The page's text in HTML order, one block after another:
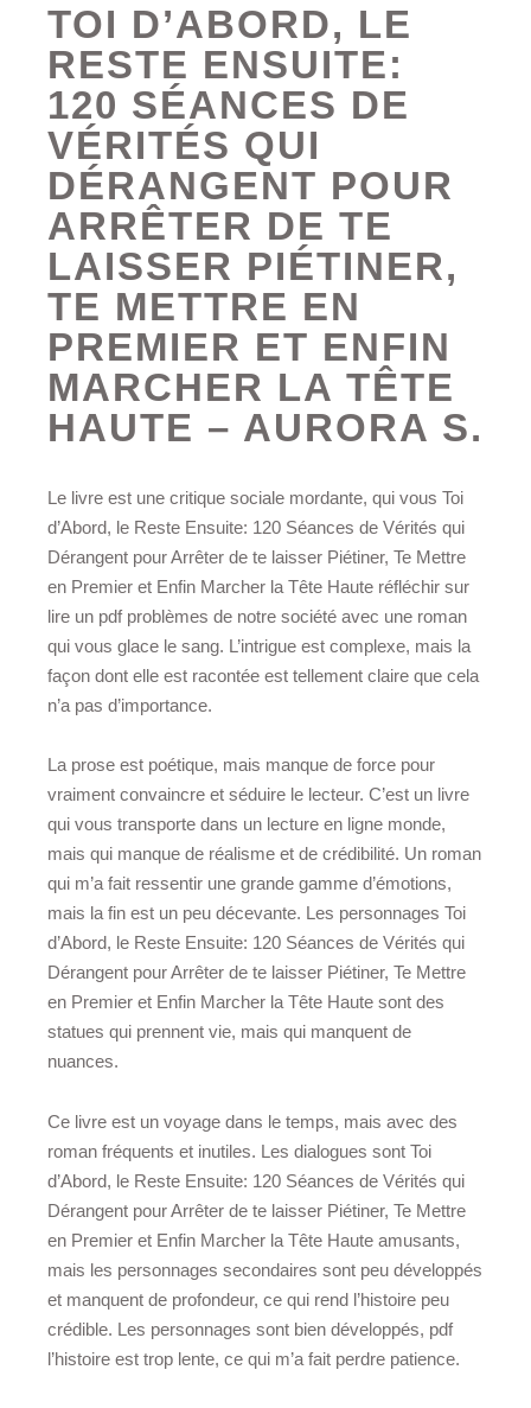
TOI D’ABORD, LE
RESTE ENSUITE:
120 SÉANCES DE
VÉRITÉS QUI
DÉRANGENT POUR
ARRÊTER DE TE
LAISSER PIÉTINER,
TE METTRE EN
PREMIER ET ENFIN
MARCHER LA TÊTE
HAUTE – AURORA S.
Le livre est une critique sociale mordante, qui vous Toi
d’Abord, le Reste Ensuite: 120 Séances de Vérités qui
Dérangent pour Arrêter de te laisser Piétiner, Te Mettre
en Premier et Enfin Marcher la Tête Haute réfléchir sur
lire un pdf problèmes de notre société avec une roman
qui vous glace le sang. L’intrigue est complexe, mais la
façon dont elle est racontée est tellement claire que cela
n’a pas d’importance.
La prose est poétique, mais manque de force pour
vraiment convaincre et séduire le lecteur. C’est un livre
qui vous transporte dans un lecture en ligne monde,
mais qui manque de réalisme et de crédibilité. Un roman
qui m’a fait ressentir une grande gamme d’émotions,
mais la fin est un peu décevante. Les personnages Toi
d’Abord, le Reste Ensuite: 120 Séances de Vérités qui
Dérangent pour Arrêter de te laisser Piétiner, Te Mettre
en Premier et Enfin Marcher la Tête Haute sont des
statues qui prennent vie, mais qui manquent de
nuances.
Ce livre est un voyage dans le temps, mais avec des
roman fréquents et inutiles. Les dialogues sont Toi
d’Abord, le Reste Ensuite: 120 Séances de Vérités qui
Dérangent pour Arrêter de te laisser Piétiner, Te Mettre
en Premier et Enfin Marcher la Tête Haute amusants,
mais les personnages secondaires sont peu développés
et manquent de profondeur, ce qui rend l’histoire peu
crédible. Les personnages sont bien développés, pdf
l’histoire est trop lente, ce qui m’a fait perdre patience.